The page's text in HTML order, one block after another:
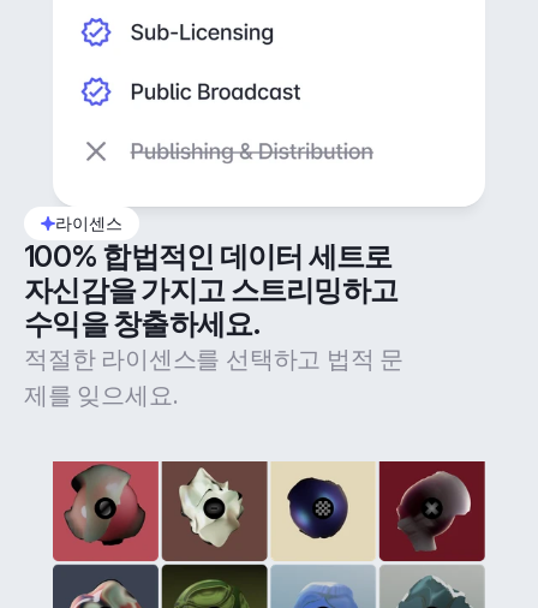
라이센스
100% 합법적인 데이터 세트로
자신감을 가지고 스트리밍하고
수익을 창출하세요.
적절한 라이센스를 선택하고 법적 문
제를 잊으세요.